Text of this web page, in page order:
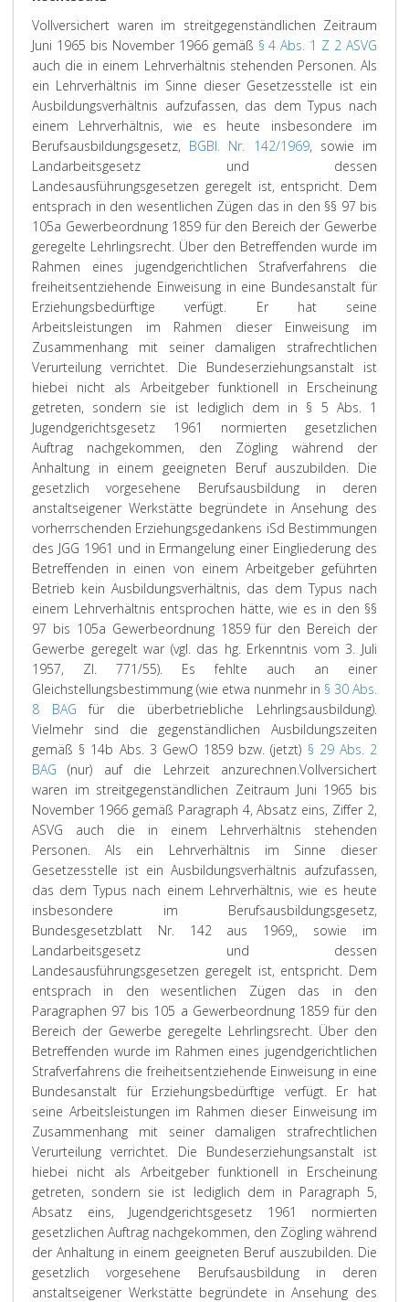
Vollversichert waren im streitgegenständlichen Zeitraum
Juni 1965 bis November 1966 gemäß § 4 Abs. 1 Z 2 ASVG
auch die in einem Lehrverhältnis stehenden Personen. Als
ein Lehrverhältnis im Sinne dieser Gesetzesstelle ist ein
Ausbildungsverhältnis aufzufassen, das dem Typus nach
einem Lehrverhältnis, wie es heute insbesondere im
Berufsausbildungsgesetz, BGBl. Nr. 142/1969, sowie im
Landarbeitsgesetz und dessen
Landesausführungsgesetzen geregelt ist, entspricht. Dem
entsprach in den wesentlichen Zügen das in den §§ 97 bis
105a Gewerbeordnung 1859 für den Bereich der Gewerbe
geregelte Lehrlingsrecht. Über den Betreffenden wurde im
Rahmen eines jugendgerichtlichen Strafverfahrens die
freiheitsentziehende Einweisung in eine Bundesanstalt für
Erziehungsbedürftige verfügt. Er hat seine
Arbeitsleistungen im Rahmen dieser Einweisung im
Zusammenhang mit seiner damaligen strafrechtlichen
Verurteilung verrichtet. Die Bundeserziehungsanstalt ist
hiebei nicht als Arbeitgeber funktionell in Erscheinung
getreten, sondern sie ist lediglich dem in § 5 Abs. 1
Jugendgerichtsgesetz 1961 normierten gesetzlichen
Auftrag nachgekommen, den Zögling während der
Anhaltung in einem geeigneten Beruf auszubilden. Die
gesetzlich vorgesehene Berufsausbildung in deren
anstaltseigener Werkstätte begründete in Ansehung des
vorherrschenden Erziehungsgedankens iSd Bestimmungen
des JGG 1961 und in Ermangelung einer Eingliederung des
Betreffenden in einen von einem Arbeitgeber geführten
Betrieb kein Ausbildungsverhältnis, das dem Typus nach
einem Lehrverhältnis entsprochen hätte, wie es in den §§
97 bis 105a Gewerbeordnung 1859 für den Bereich der
Gewerbe geregelt war (vgl. das hg. Erkenntnis vom 3. Juli
1957, Zl. 771/55). Es fehlte auch an einer
Gleichstellungsbestimmung (wie etwa nunmehr in § 30 Abs.
8 BAG für die überbetriebliche Lehrlingsausbildung).
Vielmehr sind die gegenständlichen Ausbildungszeiten
gemäß § 14b Abs. 3 GewO 1859 bzw. (jetzt) § 29 Abs. 2
BAG (nur) auf die Lehrzeit anzurechnen.Vollversichert
waren im streitgegenständlichen Zeitraum Juni 1965 bis
November 1966 gemäß Paragraph 4, Absatz eins, Ziffer 2,
ASVG auch die in einem Lehrverhältnis stehenden
Personen. Als ein Lehrverhältnis im Sinne dieser
Gesetzesstelle ist ein Ausbildungsverhältnis aufzufassen,
das dem Typus nach einem Lehrverhältnis, wie es heute
insbesondere im Berufsausbildungsgesetz,
Bundesgesetzblatt Nr. 142 aus 1969,, sowie im
Landarbeitsgesetz und dessen
Landesausführungsgesetzen geregelt ist, entspricht. Dem
entsprach in den wesentlichen Zügen das in den
Paragraphen 97 bis 105 a Gewerbeordnung 1859 für den
Bereich der Gewerbe geregelte Lehrlingsrecht. Über den
Betreffenden wurde im Rahmen eines jugendgerichtlichen
Strafverfahrens die freiheitsentziehende Einweisung in eine
Bundesanstalt für Erziehungsbedürftige verfügt. Er hat
seine Arbeitsleistungen im Rahmen dieser Einweisung im
Zusammenhang mit seiner damaligen strafrechtlichen
Verurteilung verrichtet. Die Bundeserziehungsanstalt ist
hiebei nicht als Arbeitgeber funktionell in Erscheinung
getreten, sondern sie ist lediglich dem in Paragraph 5,
Absatz eins, Jugendgerichtsgesetz 1961 normierten
gesetzlichen Auftrag nachgekommen, den Zögling während
der Anhaltung in einem geeigneten Beruf auszubilden. Die
gesetzlich vorgesehene Berufsausbildung in deren
anstaltseigener Werkstätte begründete in Ansehung des